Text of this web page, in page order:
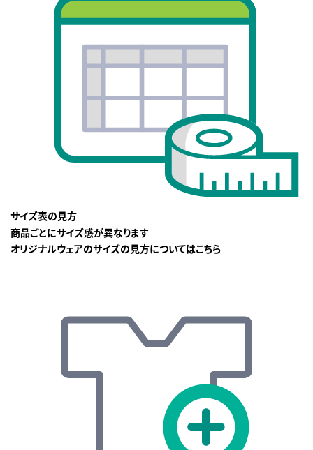
サイズ表の見方
商品ごとにサイズ感が異なります
オリジナルウェアのサイズの見方についてはこちら